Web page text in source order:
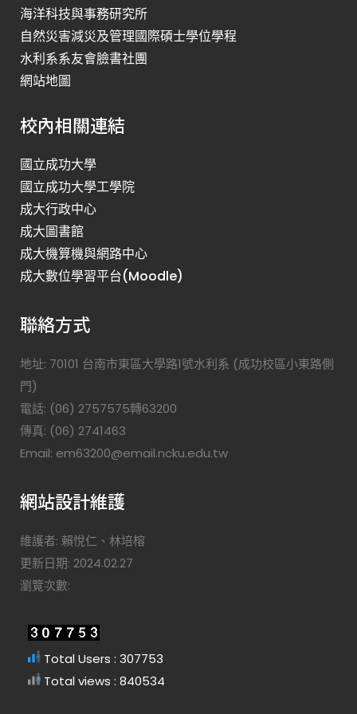
海洋科技與事務研究所
自然災害減災及管理國際碩士學位學程
水利系系友會臉書社團
網站地圖
校內相關連結
國立成功大學
國立成功大學工學院
成大行政中心
成大圖書館
成大機算機與網路中心
成大數位學習平台(Moodle)
聯絡方式
地址: 70101 台南市東區大學路1號水利系 (成功校區小東路側
門)
電話: (06) 2757575轉63200
傳真: (06) 2741463
Email: em63200@email.ncku.edu.tw
網站設計維護
維護者: 賴悅仁、林培榕
更新日期: 2024.02.27
瀏覽次數:
Total Users : 307753
Total views : 840534